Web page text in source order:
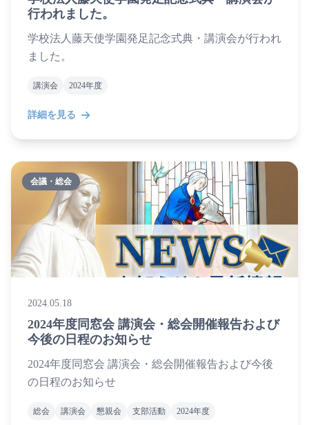
行われました。
学校法人藤天使学園発足記念式典・講演会が行われ
ました。
講演会 2024年度
詳細を見る
会議・総会
2024.05.18
2024年度同窓会 講演会・総会開催報告および
今後の日程のお知らせ
2024年度同窓会 講演会・総会開催報告および今後
の日程のお知らせ
総会 講演会 懇親会 支部活動 2024年度